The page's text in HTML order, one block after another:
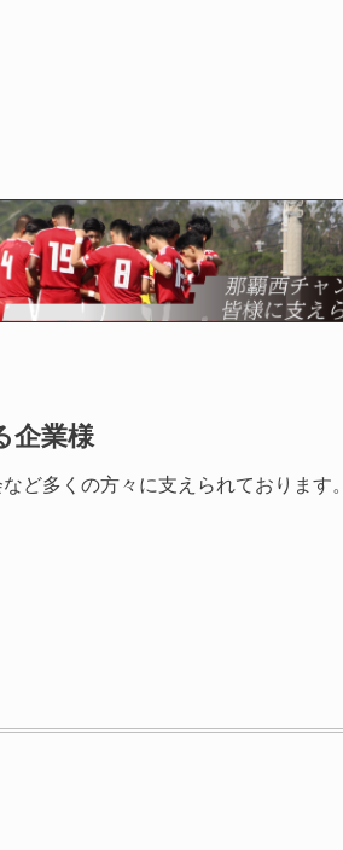
企業様
ど多くの方々に支えられております。